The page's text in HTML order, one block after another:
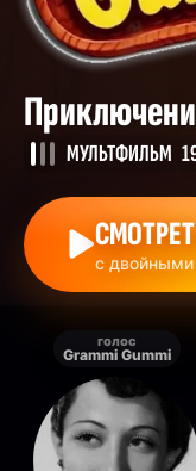
МУЛЬТФИЛЬМ
с
голос
Grammi Gummi